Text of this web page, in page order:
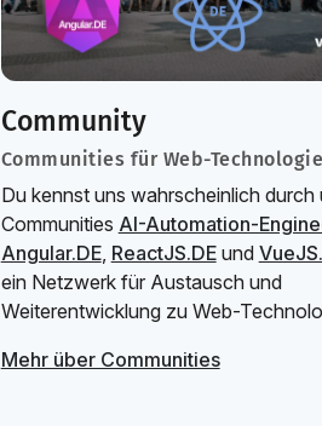
Community
Communities für Web-
Du kennst uns wahrscheinlich durch
Communities AI-Automation-
Angular.DE, ReactJS.DEund
ein Netzwerk für Austausch und
Weiterentwicklung zu Web-
Mehr über Communities